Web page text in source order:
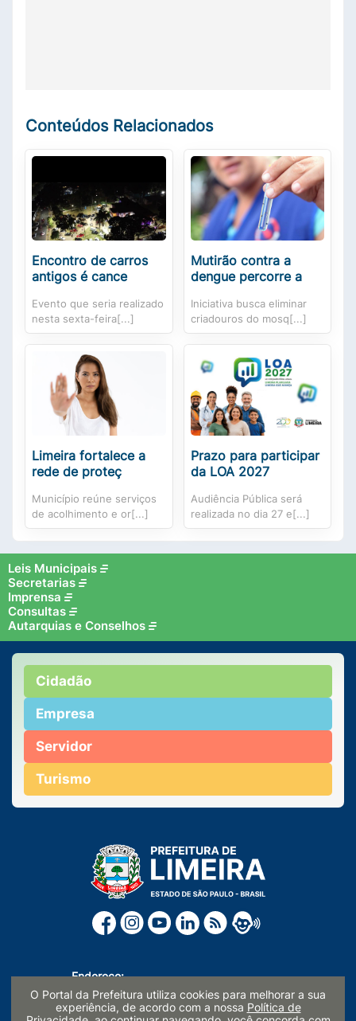
Conteúdos Relacionados
Encontro de carros
antigos é cance
Evento que seria realizado
nesta sexta-feira[...]
Mutirão contra a
dengue percorre a
Iniciativa busca eliminar
criadouros do mosq[...]
Limeira fortalece a
rede de proteç
Município reúne serviços
de acolhimento e or[...]
Prazo para participar
da LOA 2027
Audiência Pública será
realizada no dia 27 e[...]
Leis Municipais
Secretarias
Imprensa
Consultas
Autarquias e Conselhos
Cidadão
Empresa
Servidor
Turismo
Endereço:
Paço Municipal Prefeito Waldemar Mattos Silveira
Rua Prefeito Doutor Alberto Ferreira nº 179
O Portal da Prefeitura utiliza cookies para melhorar a sua
experiência, de acordo com a nossa Política de